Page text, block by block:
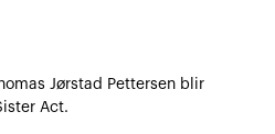
Jørstad Pettersen blir
Act.